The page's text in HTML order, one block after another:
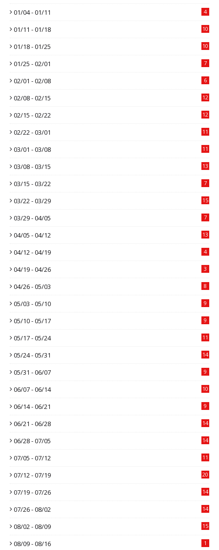
01/04 - 01/11 4
01/11 - 01/18 10
01/18 - 01/25 10
01/25 - 02/01 7
02/01 - 02/08 6
02/08 - 02/15 12
02/15 - 02/22 12
02/22 - 03/01 11
03/01 - 03/08 11
03/08 - 03/15 13
03/15 - 03/22 7
03/22 - 03/29 15
03/29 - 04/05 7
04/05 - 04/12 13
04/12 - 04/19 4
04/19 - 04/26 3
04/26 - 05/03 8
05/03 - 05/10 9
05/10 - 05/17 9
05/17 - 05/24 11
05/24 - 05/31 14
05/31 - 06/07 9
06/07 - 06/14 10
06/14 - 06/21 9
06/21 - 06/28 14
06/28 - 07/05 14
07/05 - 07/12 11
07/12 - 07/19 20
07/19 - 07/26 14
07/26 - 08/02 14
08/02 - 08/09 15
08/09 - 08/16 1